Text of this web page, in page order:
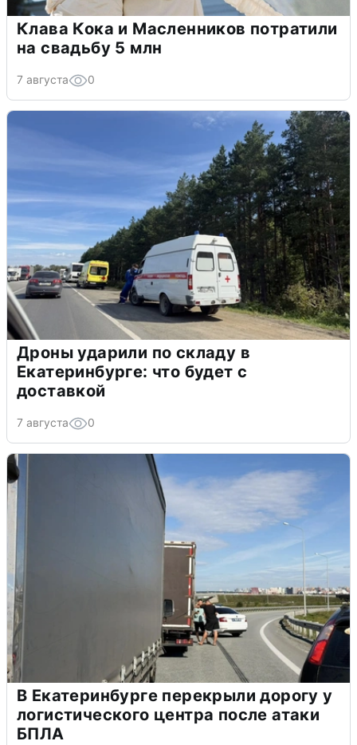
Клава Кока и Масленников потратили
на свадьбу 5 млн
7 августа 0
Дроны ударили по складу в
Екатеринбурге: что будет с
доставкой
7 августа 0
В Екатеринбурге перекрыли дорогу у
логистического центра после атаки
БПЛА